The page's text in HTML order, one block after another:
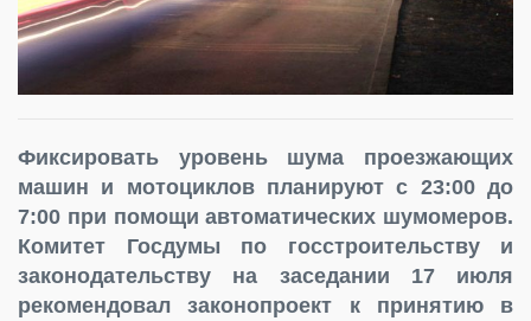
Фиксировать уровень шума проезжающих
машин и мотоциклов планируют с 23:00 до
7:00 при помощи автоматических шумомеров.
Комитет Госдумы по госстроительству и
законодательству на заседании 17 июля
рекомендовал законопроект к принятию в